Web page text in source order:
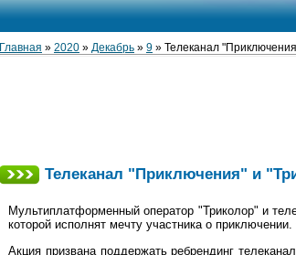
Главная » 2020 » Декабрь » 9 » Телеканал
Телеканал "Приключения" и
Мультиплатформенный оператор "Триколор" и
которой исполнят мечту участника о
Акция призвана поддержать ребрендинг